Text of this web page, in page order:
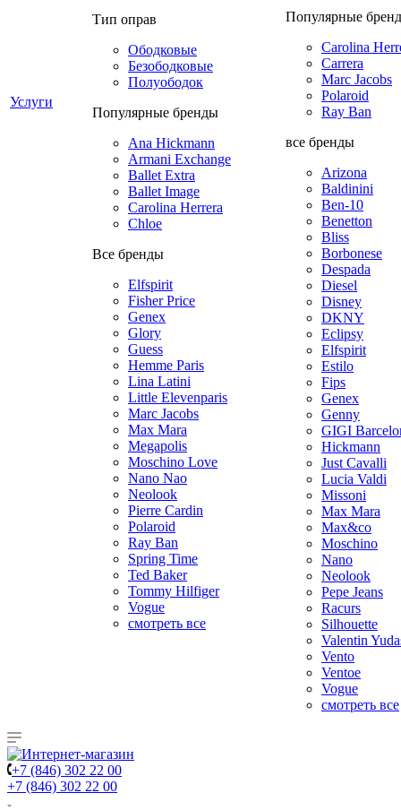
Услуги
Тип оправ
Ободковые
Безободковые
Полуободок
Популярные бренды
Ana Hickmann
Armani Exchange
Ballet Extra
Ballet Image
Carolina Herrera
Chloe
Все бренды
Elfspirit
Fisher Price
Genex
Glory
Guess
Hemme Paris
Lina Latini
Little Elevenparis
Marc Jacobs
Max Mara
Megapolis
Moschino Love
Nano Nao
Neolook
Pierre Cardin
Polaroid
Ray Ban
Spring Time
Ted Baker
Tommy Hilfiger
Vogue
смотреть все
Популярные
Carolina
Carrera
Marc Jacobs
Polaroid
Ray Ban
все бренды
Arizona
Baldinini
Ben-10
Benetton
Bliss
Borbonese
Despada
Diesel
Disney
DKNY
Eclipsy
Elfspirit
Estilo
Fips
Genex
Genny
GIGI
Hickmann
Just Cavalli
Lucia Valdi
Missoni
Max Mara
Max&co
Moschino
Nano
Neolook
Pepe Jeans
Racurs
Silhouette
Valentin
Vento
Ventoe
Vogue
смотреть все
+7 (846) 302 22 00
+7 (846) 302 22 00